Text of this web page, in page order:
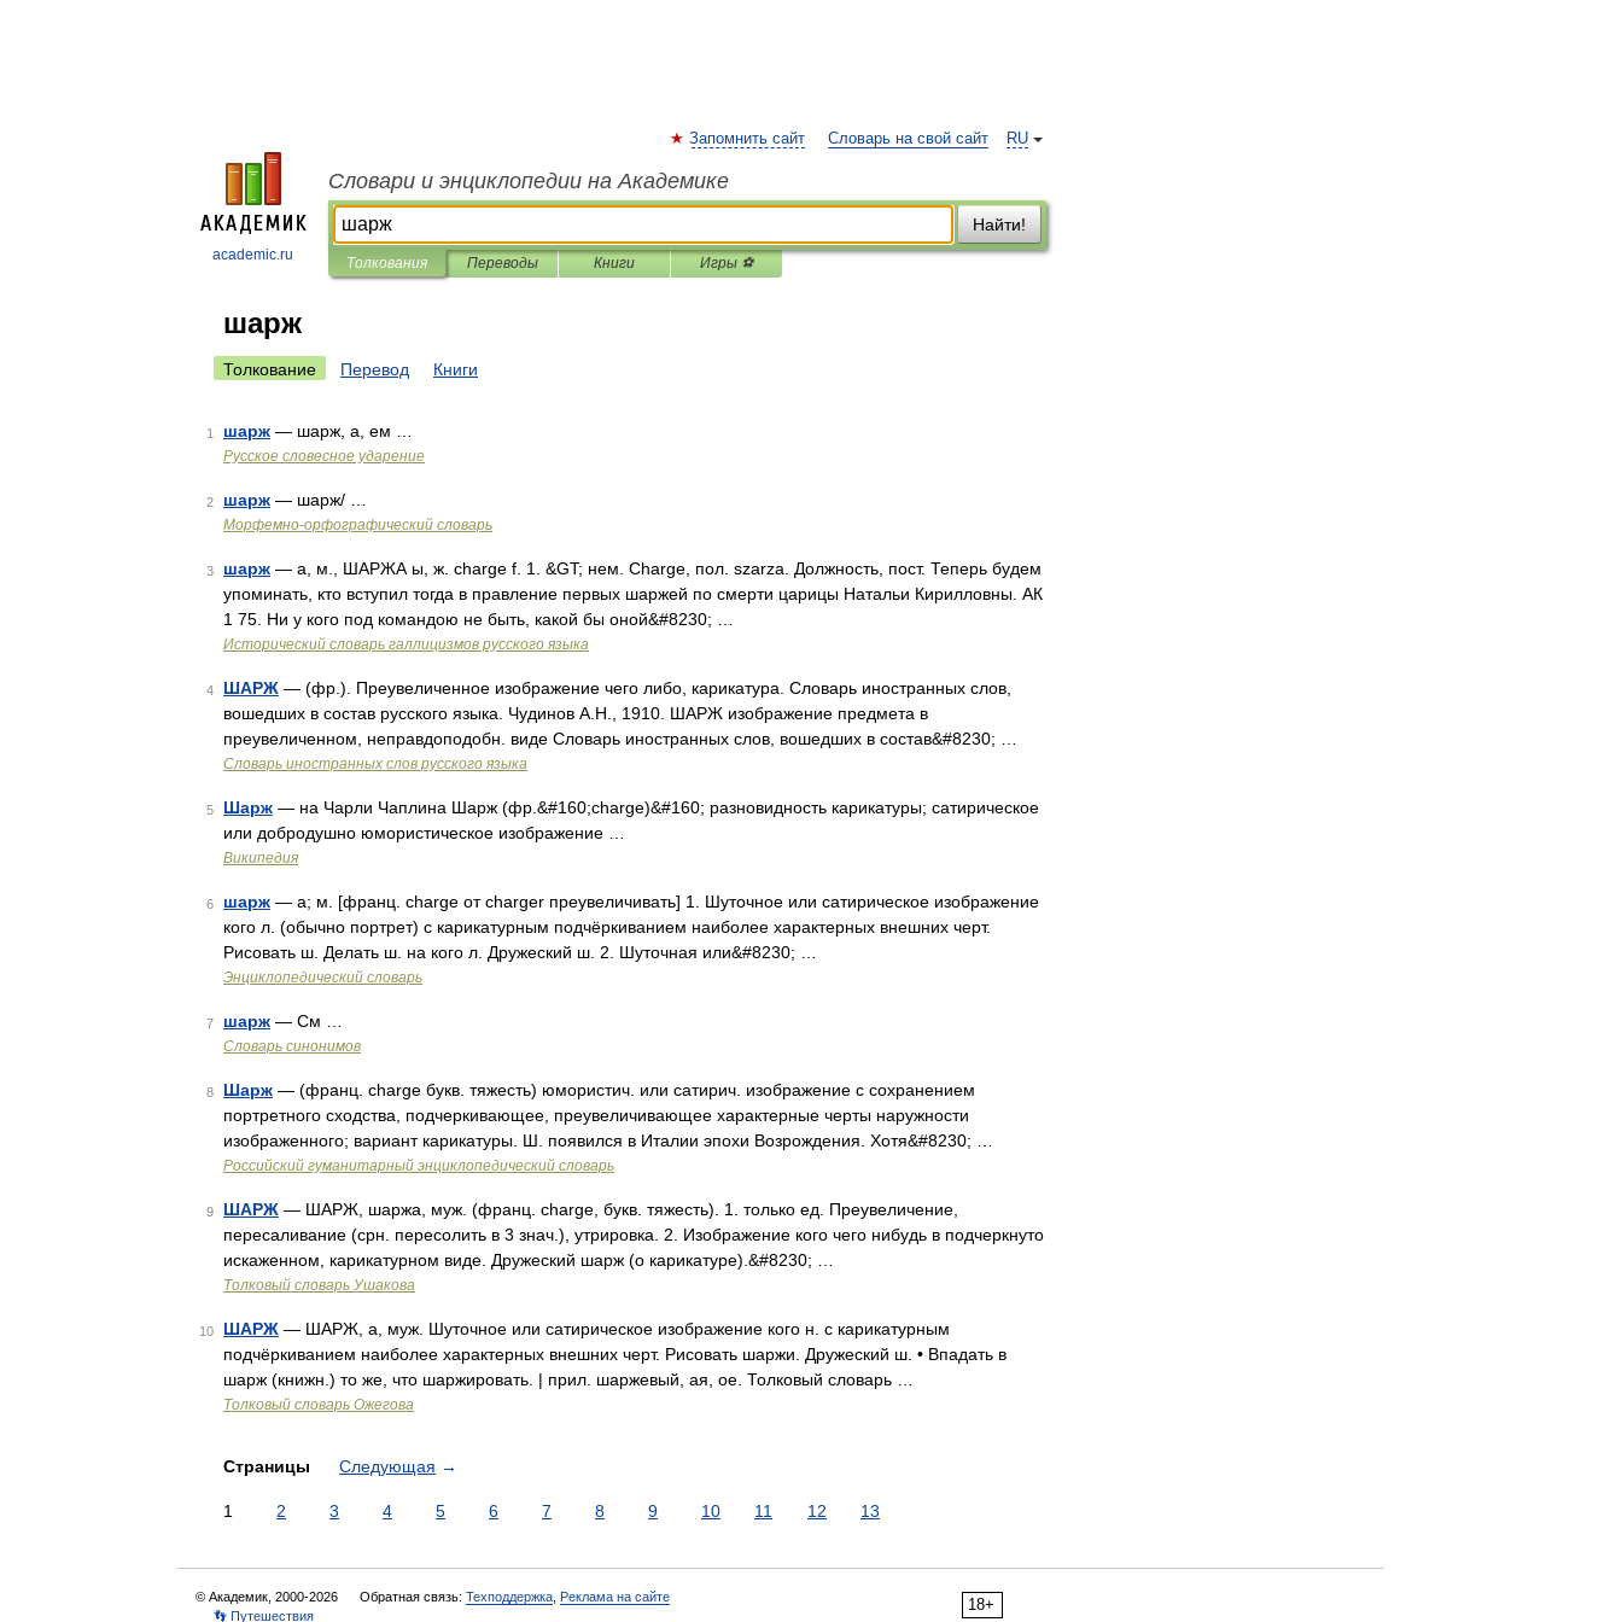
academic.ru
RU
Запомнить сайт Словарь на свой сайт
Словари и энциклопедии на Академике
Найти!
Толкования Переводы Книги Игры ⚽
шарж
Толкование Перевод Книги
1 шарж — шарж, а, ем …
Русское словесное ударение
2 шарж — шарж/ …
Морфемно-орфографический словарь
3 шарж — а, м., ШАРЖА ы, ж. charge f. 1. &GT; нем. Charge, пол. szarza. Должность, пост. Теперь будем
упоминать, кто вступил тогда в правление первых шаржей по смерти царицы Натальи Кирилловны. АК
1 75. Ни у кого под командою не быть, какой бы оной&#8230; …
Исторический словарь галлицизмов русского языка
4 ШАРЖ — (фр.). Преувеличенное изображение чего либо, карикатура. Словарь иностранных слов,
вошедших в состав русского языка. Чудинов А.Н., 1910. ШАРЖ изображение предмета в
преувеличенном, неправдоподобн. виде Словарь иностранных слов, вошедших в состав&#8230; …
Словарь иностранных слов русского языка
5 Шарж — на Чарли Чаплина Шарж (фр.&#160;charge)&#160; разновидность карикатуры; сатирическое
или добродушно юмористическое изображение …
Википедия
6 шарж — а; м. [франц. charge от charger преувеличивать] 1. Шуточное или сатирическое изображение
кого л. (обычно портрет) с карикатурным подчёркиванием наиболее характерных внешних черт.
Рисовать ш. Делать ш. на кого л. Дружеский ш. 2. Шуточная или&#8230; …
Энциклопедический словарь
7 шарж — См …
Словарь синонимов
8 Шарж — (франц. charge букв. тяжесть) юмористич. или сатирич. изображение с сохранением
портретного сходства, подчеркивающее, преувеличивающее характерные черты наружности
изображенного; вариант карикатуры. Ш. появился в Италии эпохи Возрождения. Хотя&#8230; …
Российский гуманитарный энциклопедический словарь
9 ШАРЖ — ШАРЖ, шаржа, муж. (франц. charge, букв. тяжесть). 1. только ед. Преувеличение,
пересаливание (срн. пересолить в 3 знач.), утрировка. 2. Изображение кого чего нибудь в подчеркнуто
искаженном, карикатурном виде. Дружеский шарж (о карикатуре).&#8230; …
Толковый словарь Ушакова
10 ШАРЖ — ШАРЖ, а, муж. Шуточное или сатирическое изображение кого н. с карикатурным
подчёркиванием наиболее характерных внешних черт. Рисовать шаржи. Дружеский ш. • Впадать в
шарж (книжн.) то же, что шаржировать. | прил. шаржевый, ая, ое. Толковый словарь …
Толковый словарь Ожегова
Страницы Следующая →
1 2 3 4 5 6 7 8 9 10 11 12 13
18+
© Академик, 2000-2026 Обратная связь: Техподдержка Реклама на сайте
👣 Путешествия